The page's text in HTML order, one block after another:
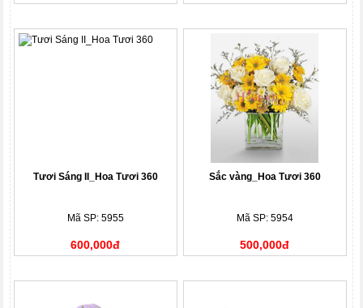
Tươi Sáng II_Hoa Tươi 360
Mã SP: 5955
600,000đ
Sắc vàng_Hoa Tươi 360
Mã SP: 5954
500,000đ